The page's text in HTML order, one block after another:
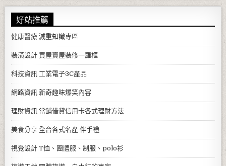
好站推薦
健康醫療 減重知識專區
裝潢設計 買屋賣屋裝修一羅框
科技資訊 工業電子3C產品
網路資訊 新奇趣味爆笑內容
理財資訊 當舖借貸信用卡各式理財方法
美食分享 全台各式名產 伴手禮
視覺設計 T恤、團體服、制服、polo衫